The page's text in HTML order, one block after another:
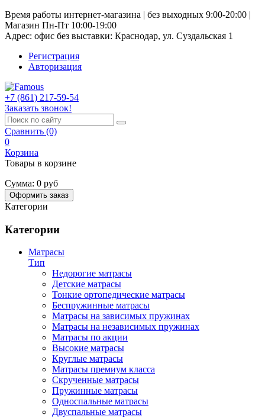
Время работы интернет-магазина | без выходных 9:00-20:00 |
Магазин Пн-Пт 10:00-19:00
Адрес: офис без выставки: Краснодар, ул. Суздальская 1
Регистрация
Авторизация
+7 (861) 217-59-54
Заказать звонок!
Сравнить (0)
0
Корзина
Товары в корзине
Сумма: 0 руб
Оформить заказ
Категории
Категории
Матрасы
Тип
Недорогие матрасы
Детские матрасы
Тонкие ортопедические матрасы
Беспружинные матрасы
Матрасы на зависимых пружинах
Матрасы на независимых пружинах
Матрасы по акции
Высокие матрасы
Круглые матрасы
Матрасы премиум класса
Скрученные матрасы
Пружинные матрасы
Односпальные матрасы
Двуспальные матрасы